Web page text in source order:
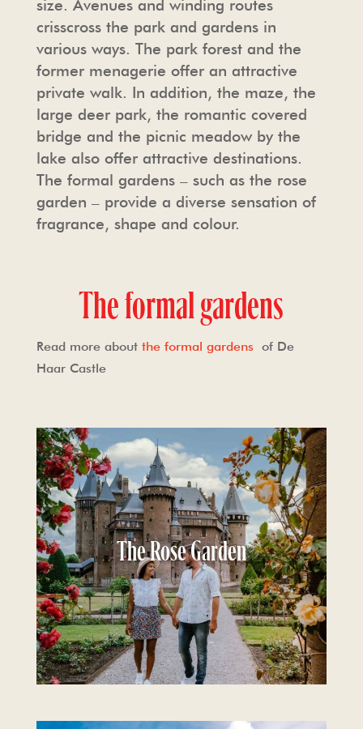
TOUROPERATORS
VEELGESTELDE VRAGEN
FOTO- EN FILMOPNAMES
DE KAPEL
HAARZUILENS
DE KASTEELWINKEL
HORECA
PERS
FOTO- EN FILMOPNAMES
HUISREGELS & VOORWAARDEN
size. Avenues and winding routes
crisscross the park and gardens in
various ways. The park forest and the
former menagerie offer an attractive
private walk. In addition, the maze, the
large deer park, the romantic covered
bridge and the picnic meadow by the
lake also offer attractive destinations.
The formal gardens – such as the rose
garden – provide a diverse sensation of
fragrance, shape and colour.
The formal gardens
Read more about the formal gardensof De
Haar Castle
The Rose Garden